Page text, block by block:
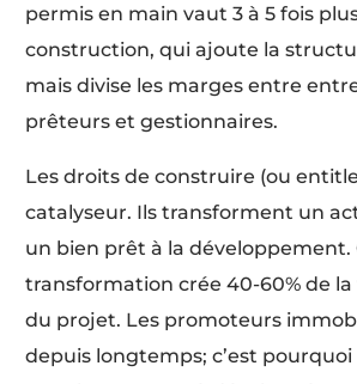
permis en main vaut 3 à 5 fois
construction, qui ajoute la
mais divise les marges entre
prêteurs et gestionnaires.
Les droits de construire (ou
catalyseur. Ils transforment un
un bien prêt à la développement.
transformation crée 40-60% de
du projet. Les promoteurs
depuis longtemps; c’est